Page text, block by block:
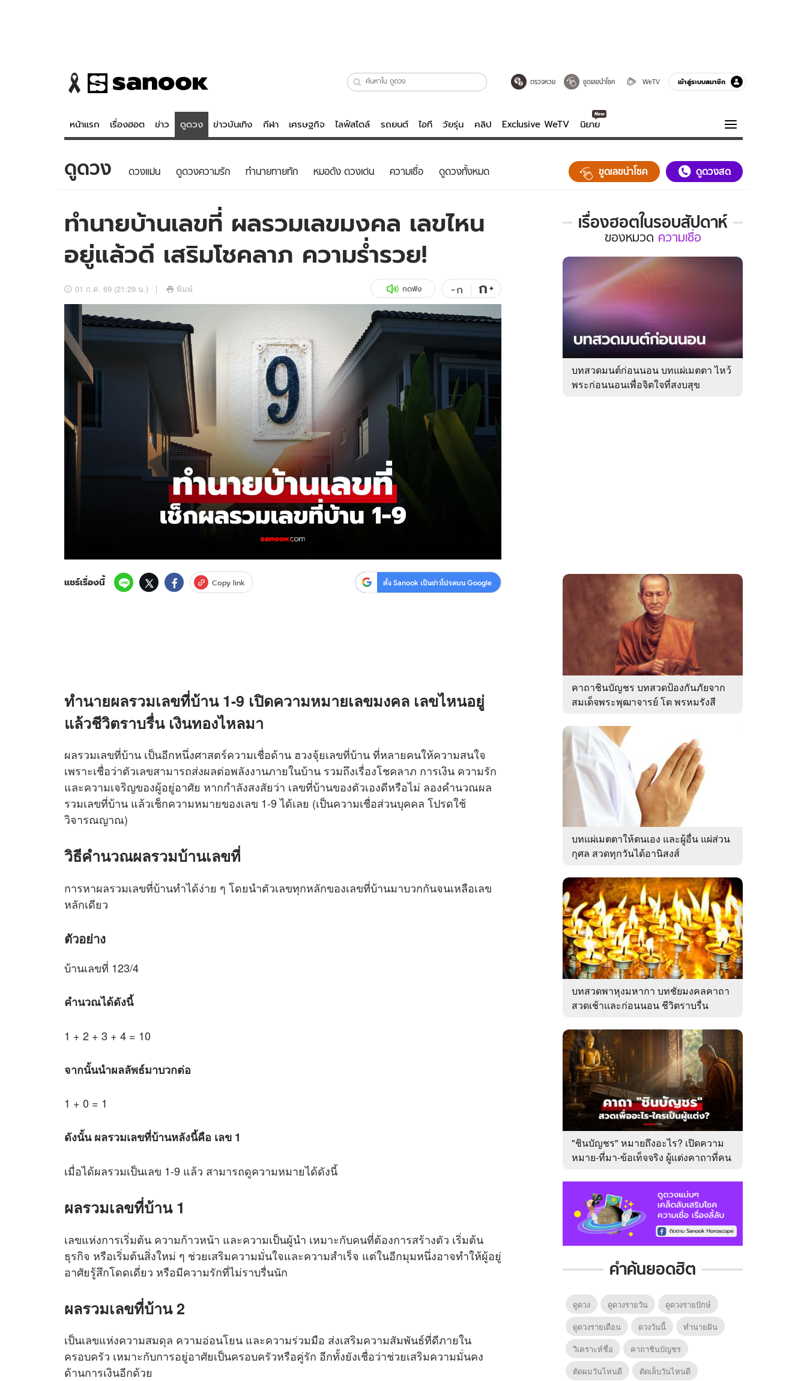
ตรวจหวย ขูดเลขนำโชค WeTV เข้าสู่ระบบสมาชิก
หน้าแรก เรื่องฮอต ข่าว ดูดวง ข่าวบันเทิง กีฬา เศรษฐกิจ ไลฟ์สไตล์ รถยนต์ ไอที วัยรุ่น คลิป Exclusive WeTV นิยาย
ข่าว
ข่าวบันเทิง
ข่าวกีฬา
ข่าวเศรษฐกิจ
อัปเดตจีน
เช็กข่าวชัวร์
ดูดวง - ตรวจหวย
หวยไทย
สถิติหวยไทย
หวยลาว
ไลฟ์สไตล์
วัยรุ่น
ไอที
รถยนต์
สุขภาพ
เที่ยว-กิน
Tasteful Thailand
Sanook Choice
ดูทีวี
WeTV
Exclusive WeTV
ความรู้รอบตัว
ฮาวทู
ดาวน์โหลดสนุกแอปฟรี ติดตามสนุกโซเชียลได้ที่
สงวนลิขสิทธิ์ © บริษัท อิมเมจ ฟิวเจอร์ (ประเทศไทย) จำกัด
ดูดวง ดวงแม่น ดูดวงความรัก ทํานายทายทัก หมอดัง ดวงเด่น ความเชื่อ ดูดวงทั้งหมด ขูดเลขนำโชค ดูดวงสด
ทำนายบ้านเลขที่ ผลรวมเลขมงคล เลขไหน
อยู่แล้วดี เสริมโชคลาภ ความร่ำรวย!
01 ก.ค. 69 (21:29 น.) พิมพ์ กดฟัง -ก ก+
แชร์เรื่องนี้ Copy link ตั้ง Sanook เป็นข่าวโปรดบน Google
ทำนายผลรวมเลขที่บ้าน 1-9 เปิดความหมายเลขมงคล เลขไหนอยู่
แล้วชีวิตราบรื่น เงินทองไหลมา
ผลรวมเลขที่บ้าน เป็นอีกหนึ่งศาสตร์ความเชื่อด้าน ฮวงจุ้ยเลขที่บ้าน ที่หลายคนให้ความสนใจ
เพราะเชื่อว่าตัวเลขสามารถส่งผลต่อพลังงานภายในบ้าน รวมถึงเรื่องโชคลาภ การเงิน ความรัก
และความเจริญของผู้อยู่อาศัย หากกำลังสงสัยว่า เลขที่บ้านของตัวเองดีหรือไม่ ลองคำนวณผล
รวมเลขที่บ้าน แล้วเช็กความหมายของเลข 1-9 ได้เลย (เป็นความเชื่อส่วนบุคคล โปรดใช้
วิจารณญาณ)
วิธีคำนวณผลรวมบ้านเลขที่
การหาผลรวมเลขที่บ้านทำได้ง่าย ๆ โดยนำตัวเลขทุกหลักของเลขที่บ้านมาบวกกันจนเหลือเลข
หลักเดียว
ตัวอย่าง
บ้านเลขที่ 123/4
คำนวณได้ดังนี้
1 + 2 + 3 + 4 = 10
จากนั้นนำผลลัพธ์มาบวกต่อ
1 + 0 = 1
ดังนั้น ผลรวมเลขที่บ้านหลังนี้คือ เลข 1
เมื่อได้ผลรวมเป็นเลข 1-9 แล้ว สามารถดูความหมายได้ดังนี้
ผลรวมเลขที่บ้าน 1
เลขแห่งการเริ่มต้น ความก้าวหน้า และความเป็นผู้นำ เหมาะกับคนที่ต้องการสร้างตัว เริ่มต้น
ธุรกิจ หรือเริ่มต้นสิ่งใหม่ ๆ ช่วยเสริมความมั่นใจและความสำเร็จ แต่ในอีกมุมหนึ่งอาจทำให้ผู้อยู่
อาศัยรู้สึกโดดเดี่ยว หรือมีความรักที่ไม่ราบรื่นนัก
ผลรวมเลขที่บ้าน 2
เป็นเลขแห่งความสมดุล ความอ่อนโยน และความร่วมมือ ส่งเสริมความสัมพันธ์ที่ดีภายใน
ครอบครัว เหมาะกับการอยู่อาศัยเป็นครอบครัวหรือคู่รัก อีกทั้งยังเชื่อว่าช่วยเสริมความมั่นคง
ด้านการเงินอีกด้วย
เรื่องฮอตในรอบสัปดาห์
เรื่อง
ใน
รอบ
ของ
หมวด
ความ
ของหมวด ความเชื่อ
บทสวดมนต์ก่อนนอน บทแผ่เมตตา ไหว้
พระก่อนนอนเพื่อจิตใจที่สงบสุข
คาถาชินบัญชร บทสวดป้องกันภัยจาก
สมเด็จพระพุฒาจารย์ โต พรหมรังสี
บทแผ่เมตตาให้ตนเอง และผู้อื่น แผ่ส่วน
กุศล สวดทุกวันได้อานิสงส์
บทสวดพาหุงมหากา บทชัยมงคลคาถา
สวดเช้าและก่อนนอน ชีวิตราบรื่น
"ชินบัญชร" หมายถึงอะไร? เปิดความ
หมาย-ที่มา-ข้อเท็จจริง ผู้แต่งคาถาที่คน
คำค้นยอดฮิต
ดูดวง ดูดวงรายวัน
ดูดวงรายปักษ์
ดูดวงรายเดือน
ดวงวันนี้
ทํานายฝัน
วิเคราะห์ชื่อ
คาถาชินบัญชร
ตัดผมวันไหนดี
ตัดเล็บวันไหนดี